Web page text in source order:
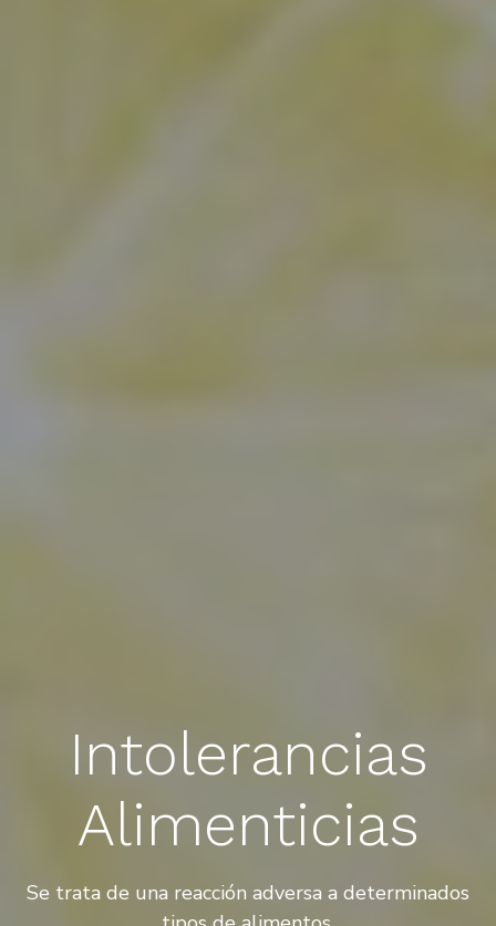
Intolerancias
Alimenticias
Se trata de una reacción adversa a determinados